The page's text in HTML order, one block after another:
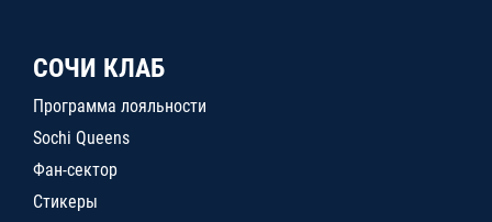
СОЧИ КЛАБ
Программа лояльности
Sochi Queens
Фан-сектор
Стикеры